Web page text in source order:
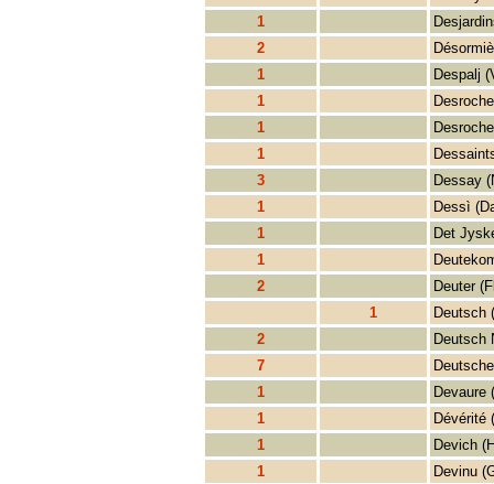
1
2
1
Despalj
1
1
1
3
Dessay
1
Dessì
1
Det
1
2
Deuter
1
Deutsch
2
Deutsch
7
1
Devaure
1
Dévérité
1
Devich
1
Devinu